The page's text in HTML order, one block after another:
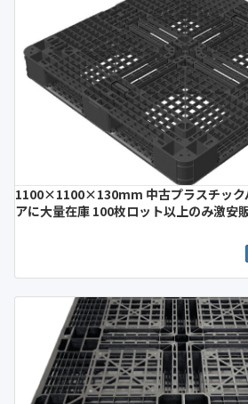
1100×1100×130mm 中古プラスチック
アに大量在庫 100枚ロット以上のみ激安